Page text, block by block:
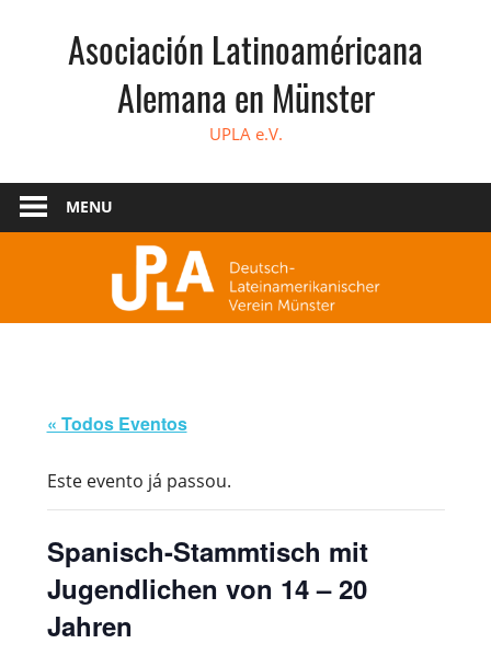
Asociación Latinoaméricana
Alemana en Münster
UPLA e.V.
MENU
« Todos Eventos
Este evento já passou.
Spanisch-Stammtisch mit
Jugendlichen von 14 – 20
Jahren